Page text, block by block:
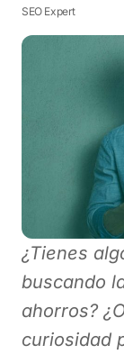
SEO Expert
¿Tienes
buscando
ahorros?
curiosidad